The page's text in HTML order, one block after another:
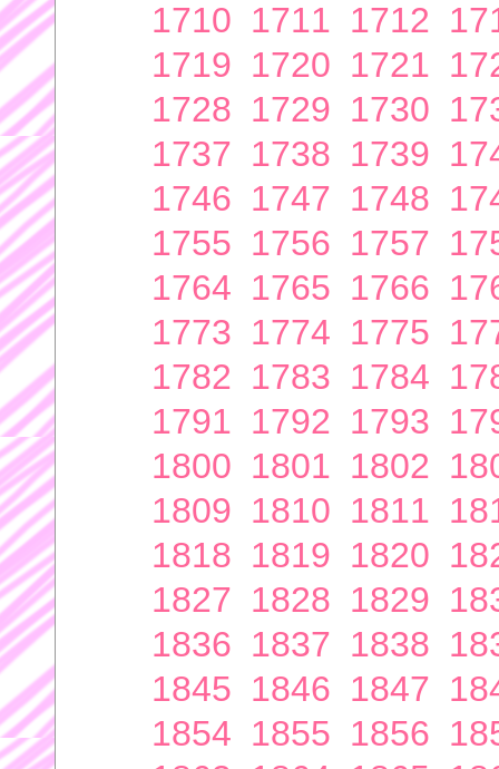
1710 1711 1712
1719 1720 1721
1728 1729 1730
1737 1738 1739
1746 1747 1748
1755 1756 1757
1764 1765 1766
1773 1774 1775
1782 1783 1784
1791 1792 1793
1800 1801 1802
1809 1810 1811
1818 1819 1820
1827 1828 1829
1836 1837 1838
1845 1846 1847
1854 1855 1856